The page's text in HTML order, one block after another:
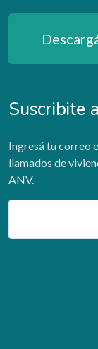
Suscribite
Ingresá tu correo
llamados de
ANV.
Email